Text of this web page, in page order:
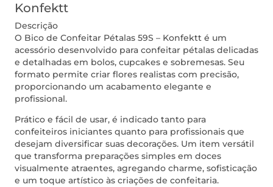
Konfektt
Descrição
O Bico de Confeitar Pétalas 59S – Konfektt é um
acessório desenvolvido para confeitar pétalas delicadas
e detalhadas em bolos, cupcakes e sobremesas. Seu
formato permite criar flores realistas com precisão,
proporcionando um acabamento elegante e
profissional.
Prático e fácil de usar, é indicado tanto para
confeiteiros iniciantes quanto para profissionais que
desejam diversificar suas decorações. Um item versátil
que transforma preparações simples em doces
visualmente atraentes, agregando charme, sofisticação
e um toque artístico às criações de confeitaria.